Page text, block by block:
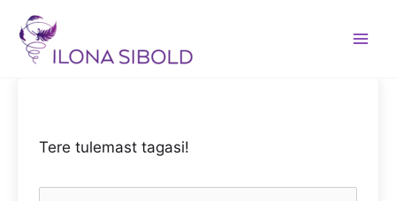
content
Tere tulemast tagasi!